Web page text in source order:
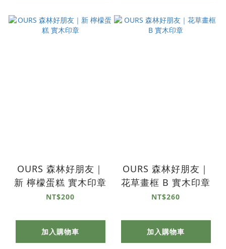
OURS 森林好朋友｜
新 檸檬蛋糕 實木印章
NT$200
加入購物車
OURS 森林好朋友｜
花草畫框 B 實木印章
NT$260
加入購物車